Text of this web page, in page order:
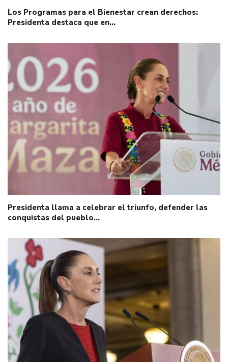
Los Programas para el Bienestar crean derechos:
Presidenta destaca que en…
Presidenta llama a celebrar el triunfo, defender las
conquistas del pueblo…